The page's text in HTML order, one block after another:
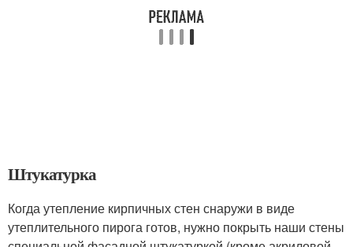
Штукатурка
Когда утепление кирпичных стен снаружи в виде
утеплительного пирога готов, нужно покрыть наши стены